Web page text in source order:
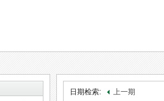
日期检索: 上一期